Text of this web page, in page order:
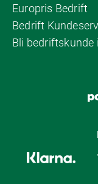
Europris Bedrift
Bedrift
Bli bedriftskunde